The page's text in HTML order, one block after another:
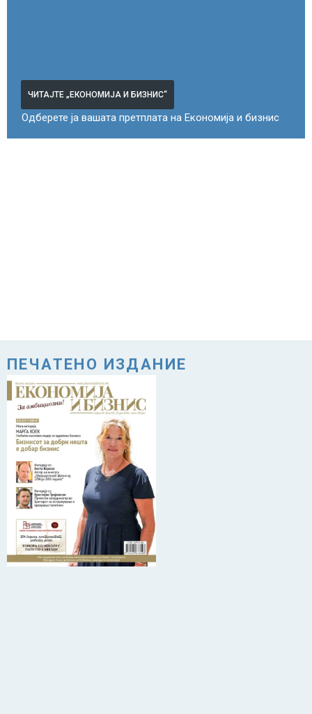
ЧИТАЈТЕ „ЕКОНОМИЈА И БИЗНИС“
Одберете ја вашата претплата на Економија и бизнис
ПЕЧАТЕНО ИЗДАНИЕ